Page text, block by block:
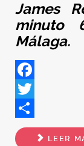
James
minuto
Málaga.
Facebook
Twitter
Share
LEER